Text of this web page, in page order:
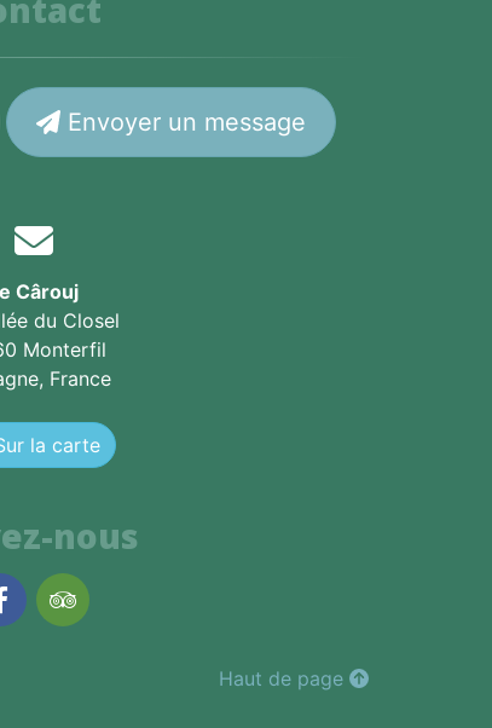
Envoyer un message
Cârouj
du Closel
Monterfil
France
la carte
nous
Haut de page